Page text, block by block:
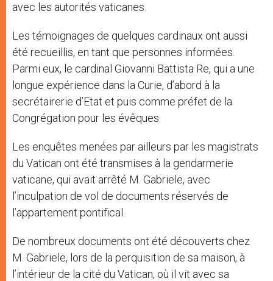
avec les autorités vaticanes.
Les témoignages de quelques cardinaux ont aussi
été recueillis, en tant que personnes informées.
Parmi eux, le cardinal Giovanni Battista Re, qui a une
longue expérience dans la Curie, d’abord à la
secrétairerie d’Etat et puis comme préfet de la
Congrégation pour les évêques.
Les enquêtes menées par ailleurs par les magistrats
du Vatican ont été transmises à la gendarmerie
vaticane, qui avait arrêté M. Gabriele, avec
l’inculpation de vol de documents réservés de
l’appartement pontifical.
De nombreux documents ont été découverts chez
M. Gabriele, lors de la perquisition de sa maison, à
l’intérieur de la cité du Vatican, où il vit avec sa